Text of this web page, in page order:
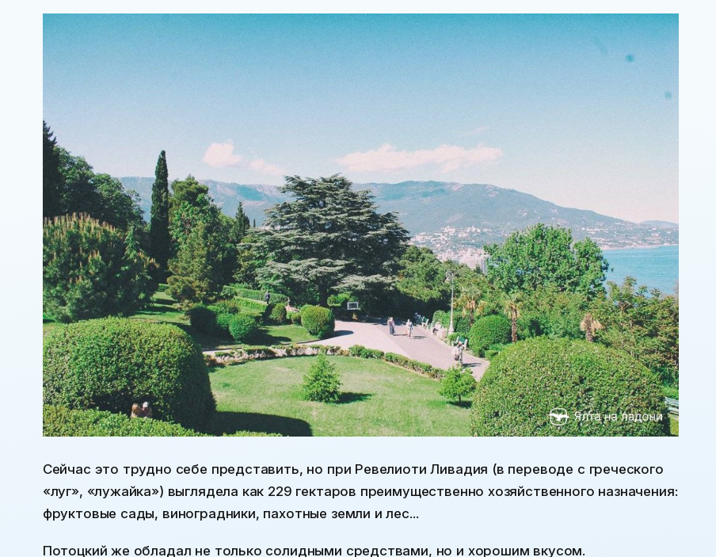
Сейчас это трудно себе представить, но при Ревелиоти Ливадия (в переводе с греческого
«луг», «лужайка») выглядела как 229 гектаров преимущественно хозяйственного назначения:
фруктовые сады, виноградники, пахотные земли и лес...
Потоцкий же обладал не только солидными средствами, но и хорошим вкусом.